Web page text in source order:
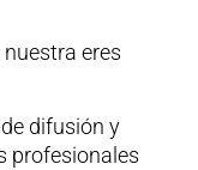
eres
difusión y
profesionales